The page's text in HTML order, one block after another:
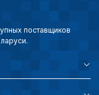
поставщиков